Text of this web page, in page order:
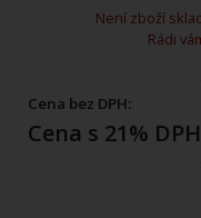
Není zboží
Rádi
Cena bez DPH:
Cena s 21%